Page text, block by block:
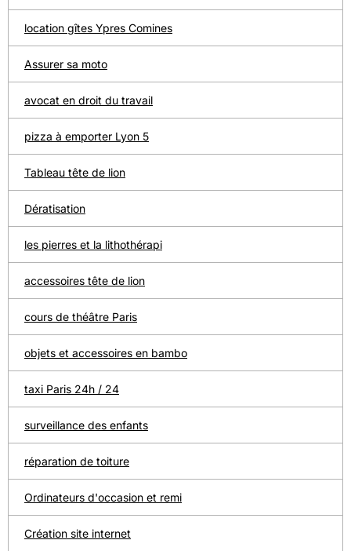
location gîtes Ypres Comines
Assurer sa moto
avocat en droit du travail
pizza à emporter Lyon 5
Tableau tête de lion
Dératisation
les pierres et la lithothérapi
accessoires tête de lion
cours de théâtre Paris
objets et accessoires en bambo
taxi Paris 24h / 24
surveillance des enfants
réparation de toiture
Ordinateurs d'occasion et remi
Création site internet